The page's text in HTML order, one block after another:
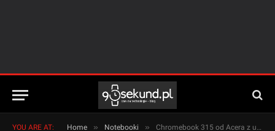
YOU ARE AT: Home » Notebooki » Chromebook 315 od Acera z układami AMD i Radeonami